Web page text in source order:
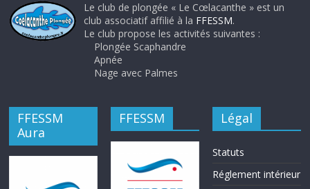
Le club de plongée « Le Cœlacanthe » est un
club associatif affilié à la FFESSM.
Le club propose les activités suivantes :
Plongée Scaphandre
Apnée
Nage avec Palmes
FFESSM
Aura
FFESSM Légal
Statuts
Réglement intérieur